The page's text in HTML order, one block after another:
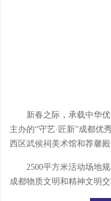
新春之际，承载中华
主办的“守艺·匠新”成都优
西区武侯祠美术馆和荐馨殿
2500平方米活动场地
成都物质文明和精神文明